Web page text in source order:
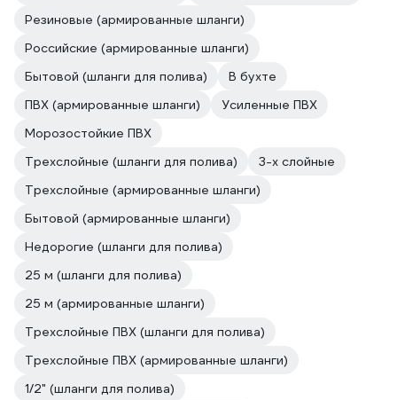
Резиновые (армированные шланги)
Российские (армированные шланги)
Бытовой (шланги для полива)
В бухте
ПВХ (армированные шланги)
Усиленные ПВХ
Морозостойкие ПВХ
Трехслойные (шланги для полива)
3-х слойные
Трехслойные (армированные шланги)
Бытовой (армированные шланги)
Недорогие (шланги для полива)
25 м (шланги для полива)
25 м (армированные шланги)
Трехслойные ПВХ (шланги для полива)
Трехслойные ПВХ (армированные шланги)
1/2" (шланги для полива)